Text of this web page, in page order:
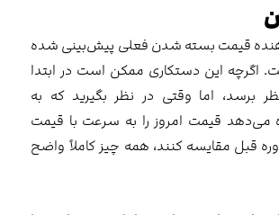
قیمت بسته شدن فعلی پیش‌بینی شده
اگرچه این دستکاری ممکن است در ابتدا
برسد، اما وقتی در نظر بگیرید که به
می‌دهد قیمت امروز را به سرعت با قیمت
مقایسه کنند، همه چیز کاملاً واضح